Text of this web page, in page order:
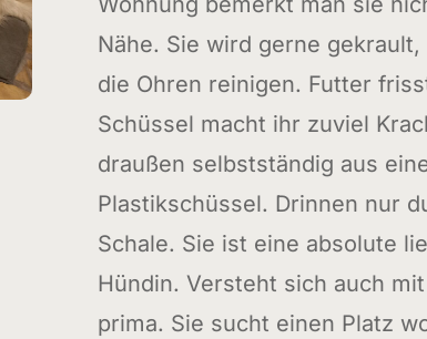
Nähe. Sie wird gerne
die Ohren reinigen. Futter
Schüssel macht ihr zuviel
draußen selbstständig aus
Plastikschüssel. Drinnen nur
Schale. Sie ist eine absolute
Hündin. Versteht sich auch
prima. Sie sucht einen Platz